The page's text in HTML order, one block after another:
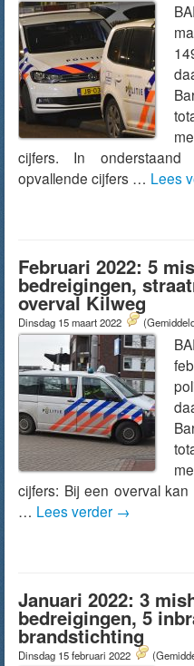
cijfers. In
opvallende cijfers … Lees
Februari 2022: 5
bedreigingen,
overval Kilweg
Dinsdag 15 maart 2022
cijfers: Bij een overval
… Lees verder →
Januari 2022: 3
bedreigingen, 5
brandstichting
Dinsdag 15 februari 2022